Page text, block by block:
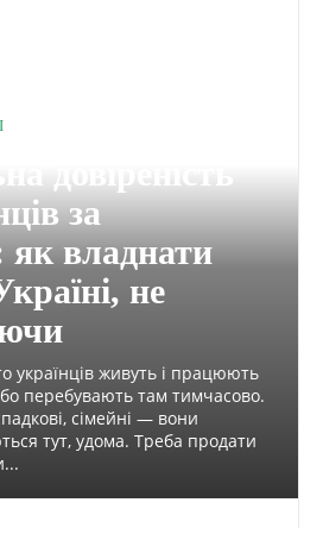
за
як владнати
не
українців живуть і працюють
перебувають там тимчасово.
сімейні — вони
тут, удома. Треба продати